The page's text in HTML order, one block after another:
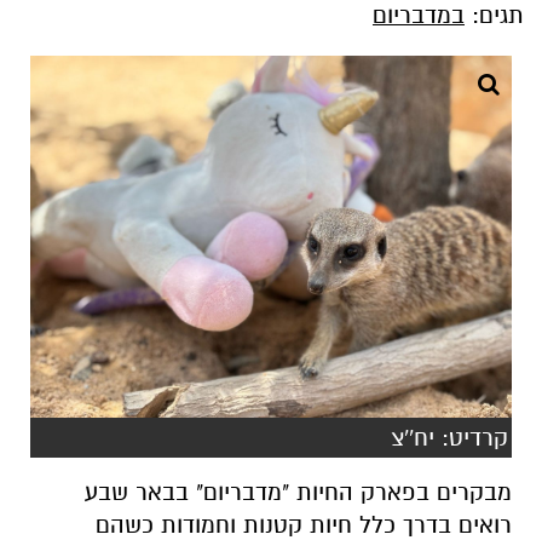
תגים: במדבריום
קרדיט: יח''צ
מבקרים בפארק החיות "מדבריום" בבאר שבע
רואים בדרך כלל חיות קטנות וחמודות כשהם